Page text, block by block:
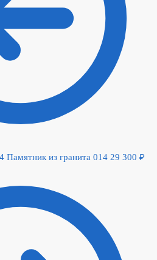
Памятник из гранита 014 29 300 ₽